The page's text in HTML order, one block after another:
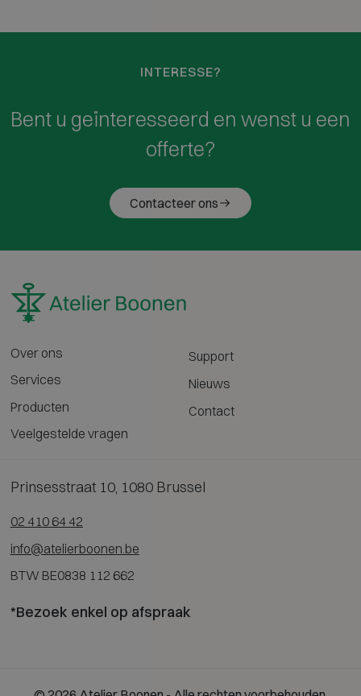
INTERESSE?
Bent u geïnteresseerd en wenst u een
offerte?
Contacteer ons
Over ons
Services
Producten
Veelgestelde vragen
Support
Nieuws
Contact
Prinsesstraat 10, 1080 Brussel
02 410 64 42
info@atelierboonen.be
BTW BE0838 112 662
*Bezoek enkel op afspraak